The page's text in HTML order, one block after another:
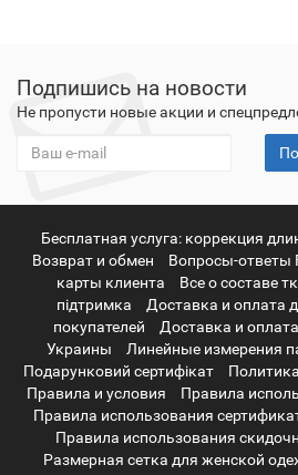
Подпишись на новости
Не пропусти новые акции и
Бесплатная услуга: коррекция
Возврат и обмен
Вопросы-ответы
карты клиента
Все о составе
підтримка
Доставка и оплата
покупателей
Доставка и
Украины
Линейные измерения
Подарунковий сертифікат
Правила и условия
Правила
Правила использования
Правила использования
Размерная сетка для женской